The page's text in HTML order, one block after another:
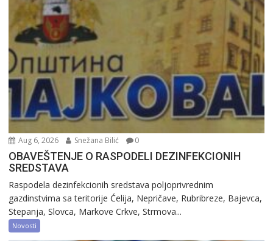
Aug 6, 2026 Snežana Bilić 0
OBAVEŠTENJE O RASPODELI DEZINFEKCIONIH
SREDSTAVA
Raspodela dezinfekcionih sredstava poljoprivrednim
gazdinstvima sa teritorije Ćelija, Nepričave, Rubribreze, Bajevca,
Stepanja, Slovca, Markove Crkve, Strmova...
Novosti